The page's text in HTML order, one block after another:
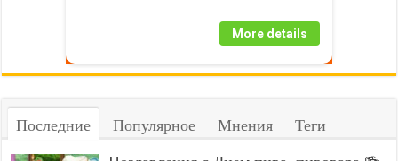
More details
Последние Популярное Мнения Теги